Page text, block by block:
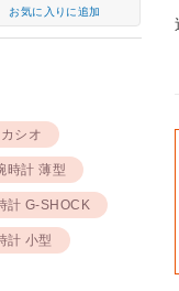
お気に入りに追加
シオ
時計 薄型
計 G-SHOCK
計 小型